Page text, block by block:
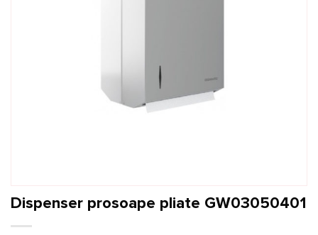
Dispenser prosoape pliate GW03050401